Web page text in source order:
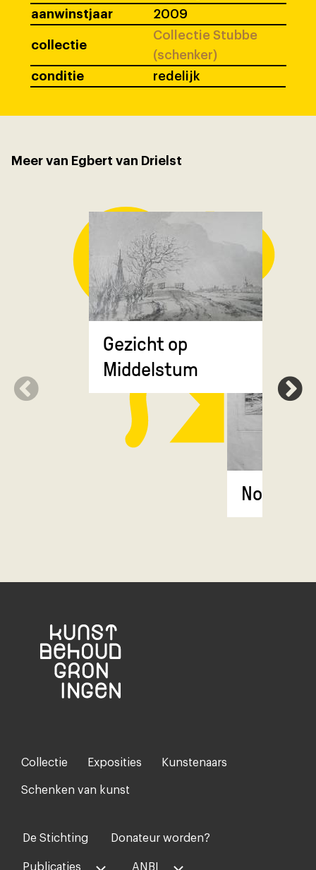
aanwinstjaar
2009
collectie
Collectie Stubbe
(schenker)
conditie
redelijk
Meer van Egbert van Drielst
Gezicht op
Middelstum
Footer-
menu
Collectie Exposities Kunstenaars
Schenken van kunst
Voet
midden
De Stichting Donateur worden?
Publicaties ANBI